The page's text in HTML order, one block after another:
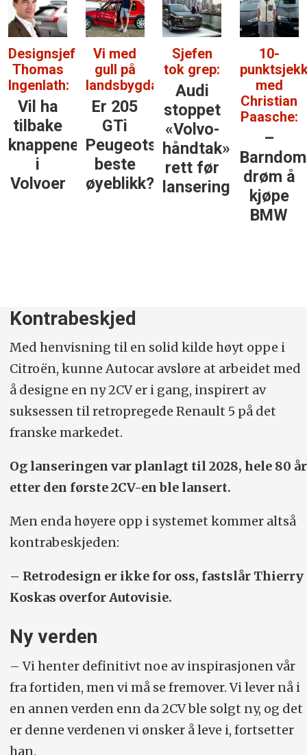
Designsjef
Thomas
Ingenlath:
Vil ha
tilbake
knappene
i
Volvoer
Vi med
gull på
landsbygda:
Er 205
GTi
Peugeots
beste
øyeblikk?
Sjefen
tok grep:
Audi
stoppet
«Volvo-
håndtak»
rett før
lansering
10-
med
Christian
Paasche:
–
drøm å
kjøpe
BMW
Kontrabeskjed
Med henvisning til en solid kilde høyt oppe i
Citroën, kunne Autocar avsløre at arbeidet med
å designe en ny 2CV er i gang, inspirert av
suksessen til retropregede Renault 5 på det
franske markedet.
Og lanseringen var planlagt til 2028, hele 80 år
etter den første 2CV-en ble lansert.
Men enda høyere opp i systemet kommer altså
kontrabeskjeden:
– Retrodesign er ikke for oss, fastslår Thierry
Koskas overfor Autovisie.
Ny verden
– Vi henter definitivt noe av inspirasjonen vår
fra fortiden, men vi må se fremover. Vi lever nå i
en annen verden enn da 2CV ble solgt ny, og det
er denne verdenen vi ønsker å leve i, fortsetter
han.